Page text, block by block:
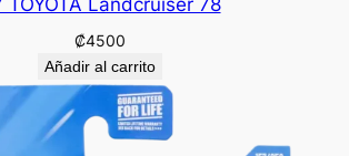
₡4500
Añadir al carrito